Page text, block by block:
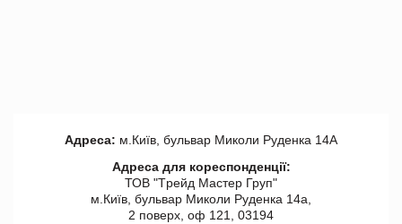
Адреса: м.Київ, бульвар Миколи Руденка 14А
Адреса для кореспонденції:
ТОВ "Tрейд Мастер Груп"
м.Київ, бульвар Миколи Руденка 14а,
2 поверх, оф 121, 03194